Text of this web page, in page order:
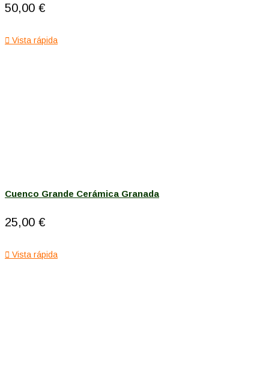
50,00 €
 Vista rápida
Cuenco Grande Cerámica Granada
25,00 €
 Vista rápida